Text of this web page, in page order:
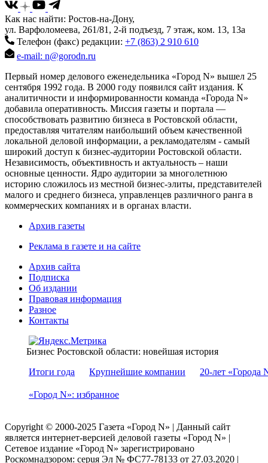
Как нас найти: Ростов-на-Дону,
ул. Варфоломеева, 261/81, 2-й подъезд, 7 этаж, ком. 13, 13а
Телефон (факс) редакции: +7 (863) 2 910 610
e-mail: n@gorodn.ru
Первый номер делового еженедельника «Город N» вышел 25
сентября 1992 года. В 2000 году появился сайт издания. К
аналитичности и информированности команда «Города N»
добавила оперативность. Миссия газеты и портала —
способствовать развитию бизнеса в Ростовской области,
предоставляя читателям наибольший объем качественной
локальной деловой информации, а рекламодателям - самый
широкий доступ к бизнес-аудитории Ростовской области.
Независимость, объективность и актуальность – наши
основные ценности. Ядро аудитории за многолетнюю
историю сложилось из местной бизнес-элиты, представителей
малого и среднего бизнеса, управленцев различного ранга в
коммерческих компаниях и в органах власти.
Архив газеты
Реклама в газете и на сайте
Архив сайта
Подписка
Об издании
Правовая информация
Разное
Контакты
Бизнес Ростовской области: новейшая история
Итоги года
Крупнейшие компании 20-лет «Города
«Город N»: избранное
Copyright © 2000-2025 Газета «Город N» | Данный сайт
является интернет-версией деловой газеты «Город N» |
Сетевое издание «Город N» зарегистрировано
Роскомнадзором: серuя Эл № ФС77-78133 от 27.03.2020 |